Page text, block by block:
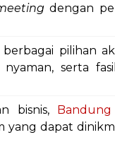
dengan
pilihan
serta
bisnis, Bandung
yang dapat